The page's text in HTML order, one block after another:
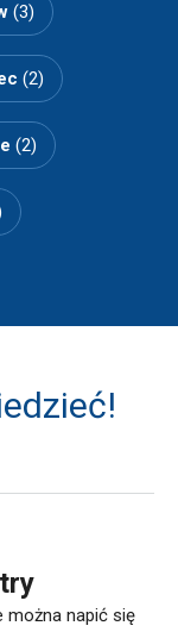
(3)
(2)
(2)
można napić się